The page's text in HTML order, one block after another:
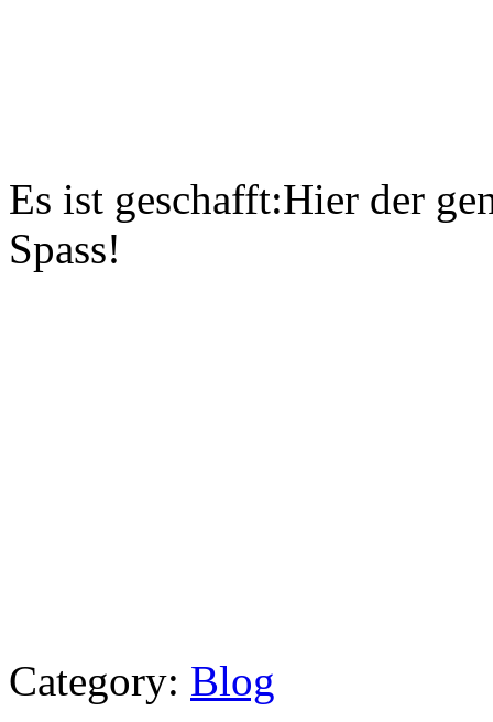
Es ist geschafft:Hier der
Spass!
Category: Blog